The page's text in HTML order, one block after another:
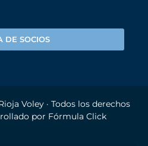
DE SOCIOS
Voley· Todos los derechos
por Fórmula Click